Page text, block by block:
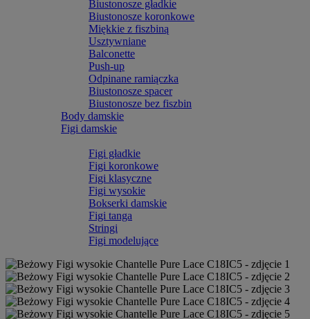
Biustonosze gładkie
Biustonosze koronkowe
Miękkie z fiszbiną
Usztywniane
Balconette
Push-up
Odpinane ramiączka
Biustonosze spacer
Biustonosze bez fiszbin
Body damskie
Figi damskie
Figi gładkie
Figi koronkowe
Figi klasyczne
Figi wysokie
Bokserki damskie
Figi tanga
Stringi
Figi modelujące